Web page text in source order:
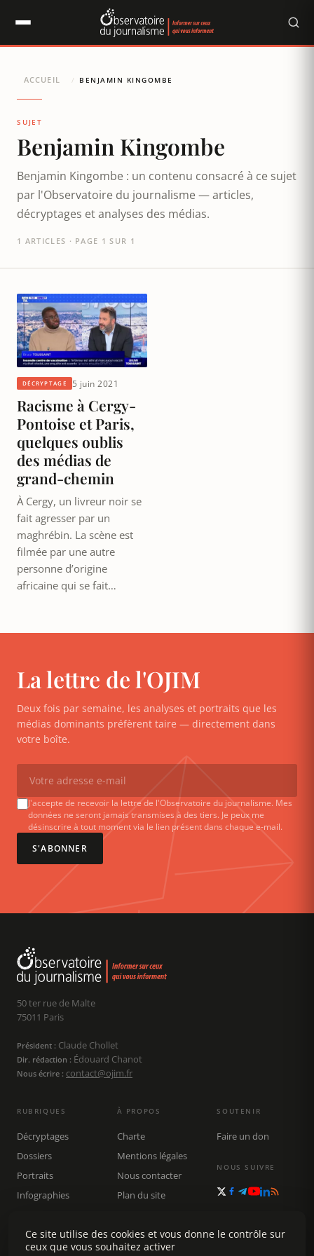
ACCUEIL / BENJAMIN KINGOMBE
SUJET
Benjamin Kingombe
Benjamin Kingombe : un contenu consacré à ce sujet
par l'Observatoire du journalisme — articles,
décryptages et analyses des médias.
1 ARTICLES · PAGE 1 SUR 1
DÉCRYPTAGE 5 juin 2021
Racisme à Cergy-
Pontoise et Paris,
quelques oublis
des médias de
grand-chemin
À Cergy, un livreur noir se
fait agresser par un
maghrébin. La scène est
filmée par une autre
personne d’origine
africaine qui se fait…
La lettre de l'OJIM
Deux fois par semaine, les analyses et portraits que les
médias dominants préfèrent taire — directement dans
votre boîte.
J'accepte de recevoir la lettre de l'Observatoire du journalisme. Mes
données ne seront jamais transmises à des tiers. Je peux me
désinscrire à tout moment via le lien présent dans chaque e-mail.
S'ABONNER
50 ter rue de Malte
75011 Paris
Président : Claude Chollet
Dir. rédaction : Édouard Chanot
Nous écrire : contact@ojim.fr
RUBRIQUES
Décryptages
Dossiers
Portraits
Infographies
Rechercher
À PROPOS
Charte
Mentions légales
Nous contacter
Plan du site
SOUTENIR
Faire un don
NOUS SUIVRE
Panneau de gestion des cookies
Ce site utilise des cookies et vous donne le contrôle sur
ceux que vous souhaitez activer